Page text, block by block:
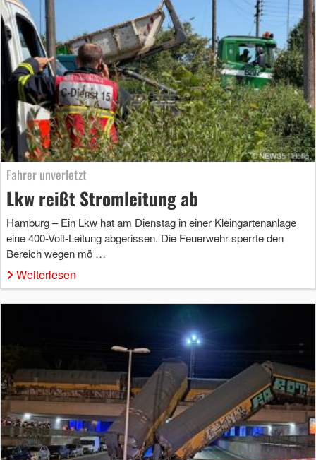
Fahrer unverletzt
Lkw reißt Stromleitung ab
Hamburg – Ein Lkw hat am Dienstag in einer Kleingartenanlage
eine 400-Volt-Leitung abgerissen. Die Feuerwehr sperrte den
Bereich wegen mö …
Weiterlesen